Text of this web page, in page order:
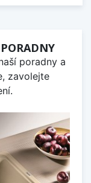
poradny a
zavolejte